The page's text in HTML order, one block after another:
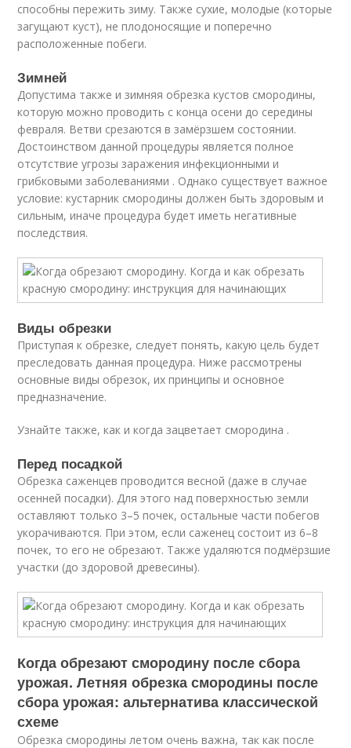
способны пережить зиму. Также сухие, молодые (которые
загущают куст), не плодоносящие и поперечно
расположенные побеги.
Зимней
Допустима также и зимняя обрезка кустов смородины,
которую можно проводить с конца осени до середины
февраля. Ветви срезаются в замёрзшем состоянии.
Достоинством данной процедуры является полное
отсутствие угрозы заражения инфекционными и
грибковыми заболеваниями . Однако существует важное
условие: кустарник смородины должен быть здоровым и
сильным, иначе процедура будет иметь негативные
последствия.
Виды обрезки
Приступая к обрезке, следует понять, какую цель будет
преследовать данная процедура. Ниже рассмотрены
основные виды обрезок, их принципы и основное
предназначение.
Узнайте также, как и когда зацветает смородина .
Перед посадкой
Обрезка саженцев проводится весной (даже в случае
осенней посадки). Для этого над поверхностью земли
оставляют только 3–5 почек, остальные части побегов
укорачиваются. При этом, если саженец состоит из 6–8
почек, то его не обрезают. Также удаляются подмёрзшие
участки (до здоровой древесины).
Когда обрезают смородину после сбора
урожая. Летняя обрезка смородины после
сбора урожая: альтернатива классической
схеме
Обрезка смородины летом очень важна, так как после